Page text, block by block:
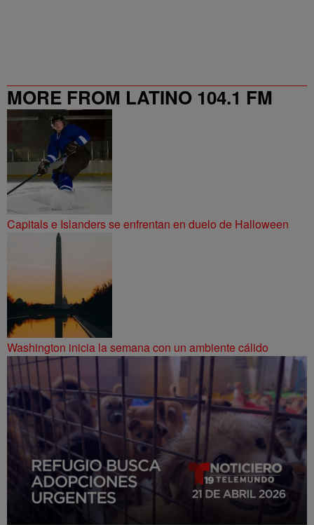
MORE FROM LATINO 104.1 FM
Capitals e Islanders se enfrentan en duelo de Halloween
Washington inicia la semana con un ambiente cálido